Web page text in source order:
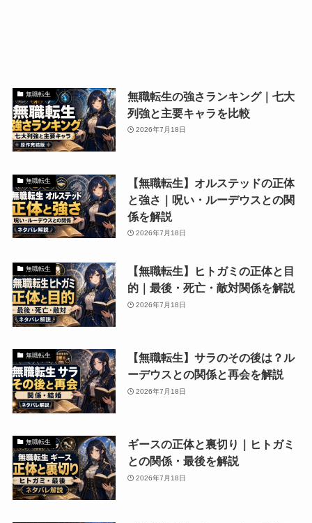
無職転生
無職転生の強さランキング｜七大
列強と主要キャラを比較
2026年7月18日
無職転生
【無職転生】オルステッドの正体
と強さ｜呪い・ルーデウスとの関
係を解説
2026年7月18日
無職転生
【無職転生】ヒトガミの正体と目
的｜最後・死亡・敵対関係を解説
2026年7月18日
無職転生
【無職転生】サラのその後は？ル
ーデウスとの関係と再会を解説
2026年7月18日
無職転生
ギースの正体と裏切り｜ヒトガミ
との関係・最後を解説
2026年7月18日